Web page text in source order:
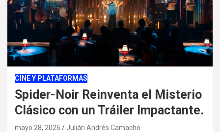
CINE Y PLATAFORMAS
Spider-Noir Reinventa el Misterio
Clásico con un Tráiler Impactante.
mayo 28, 2026 Julián Andrés Camacho